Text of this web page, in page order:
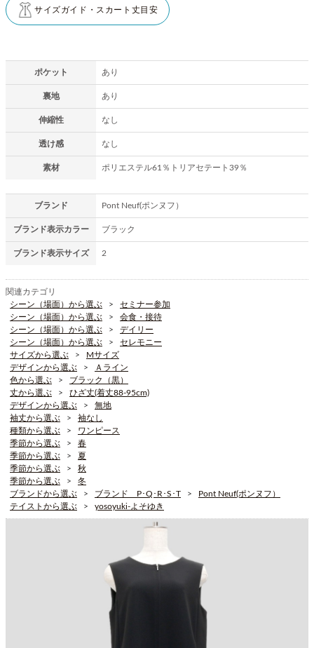
サイズガイド・スカート丈目安
ポケット あり
裏地 あり
伸縮性 なし
透け感 なし
素材 ポリエステル61％トリアセテート39％
ブランド Pont Neuf(ポンヌフ）
ブランド表示カラー ブラック
ブランド表示サイズ 2
関連カテゴリ
シーン（場面）から選ぶ
セミナー参加
シーン（場面）から選ぶ
会食・接待
シーン（場面）から選ぶ
デイリー
シーン（場面）から選ぶ
セレモニー
サイズから選ぶ
Mサイズ
デザインから選ぶ
Ａライン
色から選ぶ
ブラック（黒）
丈から選ぶ
ひざ丈(着丈88-95cm)
デザインから選ぶ
無地
袖丈から選ぶ
袖なし
種類から選ぶ
ワンピース
季節から選ぶ
春
季節から選ぶ
夏
季節から選ぶ
秋
季節から選ぶ
冬
ブランドから選ぶ
ブランド P･Q･R･S･T
Pont Neuf(ポンヌフ）
テイストから選ぶ
yosoyuki-よそゆき